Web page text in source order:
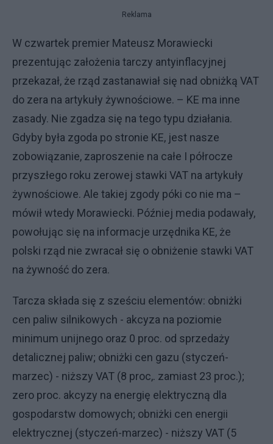
Reklama
W czwartek premier Mateusz Morawiecki
prezentując założenia tarczy antyinflacyjnej
przekazał, że rząd zastanawiał się nad obniżką VAT
do zera na artykuły żywnościowe. – KE ma inne
zasady. Nie zgadza się na tego typu działania.
Gdyby była zgoda po stronie KE, jest nasze
zobowiązanie, zaproszenie na całe I półrocze
przyszłego roku zerowej stawki VAT na artykuły
żywnościowe. Ale takiej zgody póki co nie ma –
mówił wtedy Morawiecki. Później media podawały,
powołując się na informacje urzędnika KE, że
polski rząd nie zwracał się o obniżenie stawki VAT
na żywność do zera.
Tarcza składa się z sześciu elementów: obniżki
cen paliw silnikowych - akcyza na poziomie
minimum unijnego oraz 0 proc. od sprzedaży
detalicznej paliw; obniżki cen gazu (styczeń-
marzec) - niższy VAT (8 proc,. zamiast 23 proc.);
zero proc. akcyzy na energię elektryczną dla
gospodarstw domowych; obniżki cen energii
elektrycznej (styczeń-marzec) - niższy VAT (5